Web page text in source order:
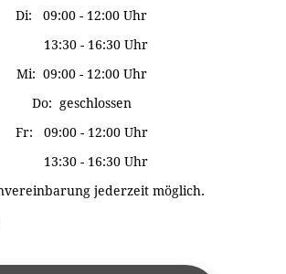
Di: 09:00 - 12:00 Uhr
13:30 - 16:30 Uhr
Mi: 09:00 - 12:00 Uhr
Do: geschlossen
Fr: 09:00 - 12:00 Uhr
13:30 - 16:30 Uhr
jederzeit möglich.